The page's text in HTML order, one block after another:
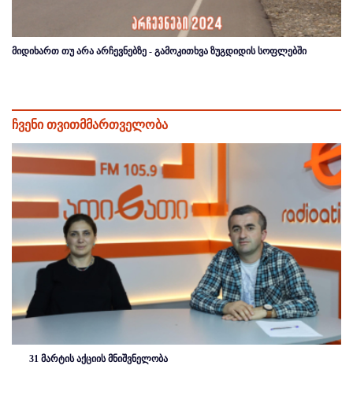
მიდიხართ თუ არა არჩევნებზე - გამოკითხვა ზუგდიდის სოფლებში
ჩვენი თვითმმართველობა
31 მარტის აქციის მნიშვნელობა